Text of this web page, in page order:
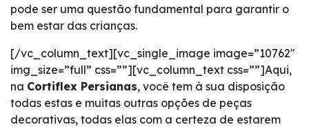
pode ser uma questão fundamental para garantir o
bem estar das crianças.
[/vc_column_text][vc_single_image image=”10762″
img_size=”full” css=””][vc_column_text css=””]Aqui,
na Cortiflex Persianas, você tem à sua disposição
todas estas e muitas outras opções de peças
decorativas, todas elas com a certeza de estarem